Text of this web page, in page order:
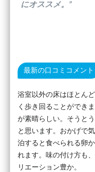
にオススメ。”
最新の口コミコメント
浴室以外の床はほとん
く歩き回ることができ
が素晴らしい。そうと
と思います。おかげで
泊すると食べられる卵
れます。味の付け方も
リエーション豊か。